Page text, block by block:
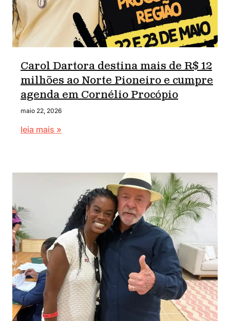
Carol Dartora destina mais de R$ 12
milhões ao Norte Pioneiro e cumpre
agenda em Cornélio Procópio
maio 22, 2026
leia mais »